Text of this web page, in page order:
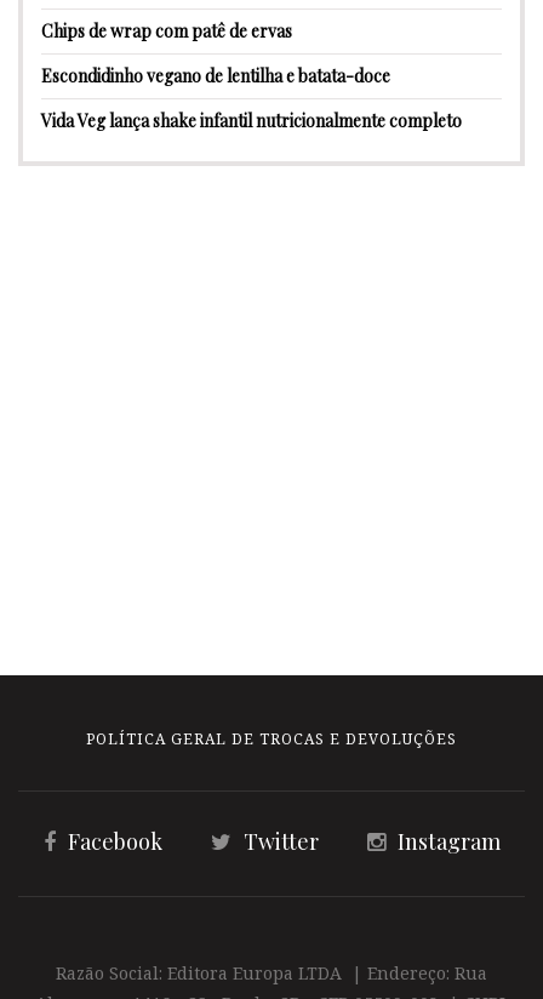
Chips de wrap com patê de ervas
Escondidinho vegano de lentilha e batata-doce
Vida Veg lança shake infantil nutricionalmente completo
POLÍTICA GERAL DE TROCAS E DEVOLUÇÕES
Facebook Twitter Instagram
Razão Social: Editora Europa LTDA | Endereço: Rua